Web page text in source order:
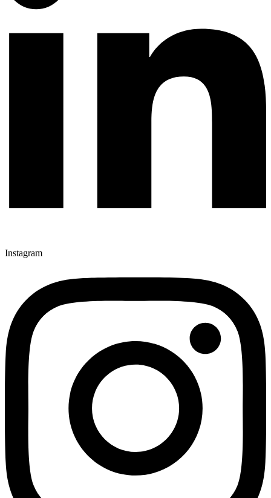
Instagram